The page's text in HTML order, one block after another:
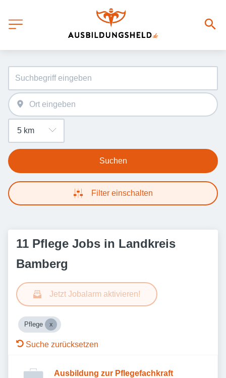
Suchen
Filter einschalten
11 Pflege Jobs in Landkreis
Bamberg
Jetzt Jobalarm aktivieren!
Pflege
Suche zurücksetzen
Ausbildung zur Pflegefachkraft